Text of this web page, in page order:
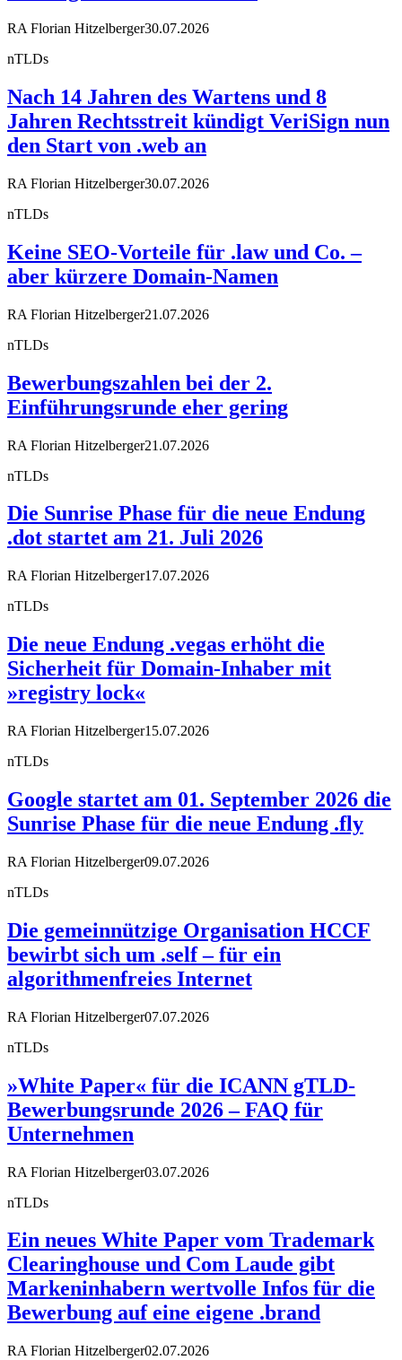
RA Florian Hitzelberger30.07.2026
nTLDs
Nach 14 Jahren des Wartens und 8
Jahren Rechtsstreit kündigt VeriSign nun
den Start von .web an
RA Florian Hitzelberger30.07.2026
nTLDs
Keine SEO-Vorteile für .law und Co. –
aber kürzere Domain-Namen
RA Florian Hitzelberger21.07.2026
nTLDs
Bewerbungszahlen bei der 2.
Einführungsrunde eher gering
RA Florian Hitzelberger21.07.2026
nTLDs
Die Sunrise Phase für die neue Endung
.dot startet am 21. Juli 2026
RA Florian Hitzelberger17.07.2026
nTLDs
Die neue Endung .vegas erhöht die
Sicherheit für Domain-Inhaber mit
»registry lock«
RA Florian Hitzelberger15.07.2026
nTLDs
Google startet am 01. September 2026 die
Sunrise Phase für die neue Endung .fly
RA Florian Hitzelberger09.07.2026
nTLDs
Die gemeinnützige Organisation HCCF
bewirbt sich um .self – für ein
algorithmenfreies Internet
RA Florian Hitzelberger07.07.2026
nTLDs
»White Paper« für die ICANN gTLD-
Bewerbungsrunde 2026 – FAQ für
Unternehmen
RA Florian Hitzelberger03.07.2026
nTLDs
Ein neues White Paper vom Trademark
Clearinghouse und Com Laude gibt
Markeninhabern wertvolle Infos für die
Bewerbung auf eine eigene .brand
RA Florian Hitzelberger02.07.2026